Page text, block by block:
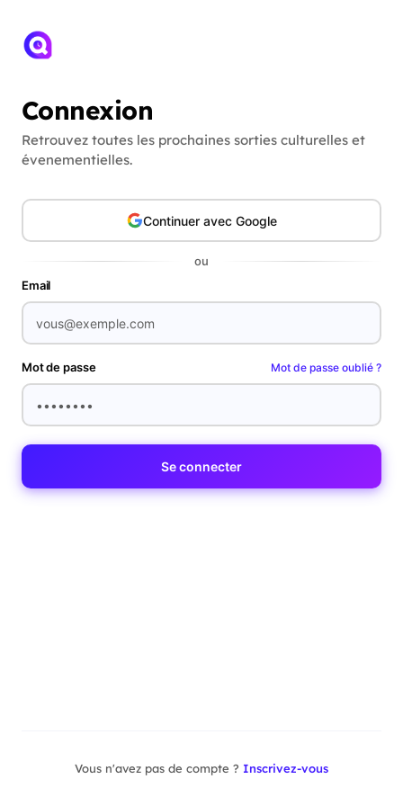
Connexion
Retrouvez toutes les prochaines sorties culturelles et
évenementielles.
Continuer avec Google
ou
Email
Mot de passe Mot de passe oublié ?
Se connecter
Vous n'avez pas de compte ? Inscrivez-vous